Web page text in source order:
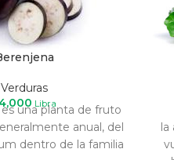
Verduras
Libra
una planta de fruto
anual, del
dentro de la familia
la